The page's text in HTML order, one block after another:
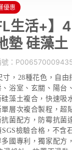
優惠
生活+
墊 硅藻
：
寸， 28種花色，自由
、浴室、玄關、陽台
硅藻土複合，快速吸
單層次複合製程，超
抗菌配方，防霉抗菌
SGS檢驗合格，不含
多國專利，獨家配方